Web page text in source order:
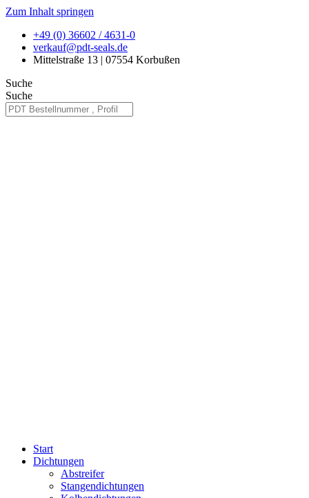
Zum Inhalt springen
+49 (0) 36602 / 4631-0
verkauf@pdt-seals.de
Mittelstraße 13 | 07554 Korbußen
Suche
Suche
Start
Dichtungen
Abstreifer
Stangendichtungen